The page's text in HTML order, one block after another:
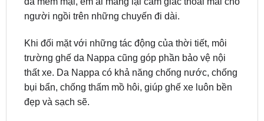
người ngồi trên những chuyến đi dài.
Khi đối mặt với những tác động của thời tiết, môi
trường ghế da Nappa cũng góp phần bảo vệ nội
thất xe. Da Nappa có khả năng chống nước, chống
bụi bẩn, chống thấm mồ hôi, giúp ghế xe luôn bền
đẹp và sạch sẽ.